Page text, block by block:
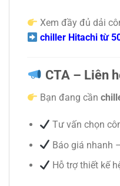
Xem đầy đủ dải
chiller Hitachi từ
CTA – Liên
Bạn đang cần
Tư vấn chọn
Báo giá nhanh
Hỗ trợ thiết kế